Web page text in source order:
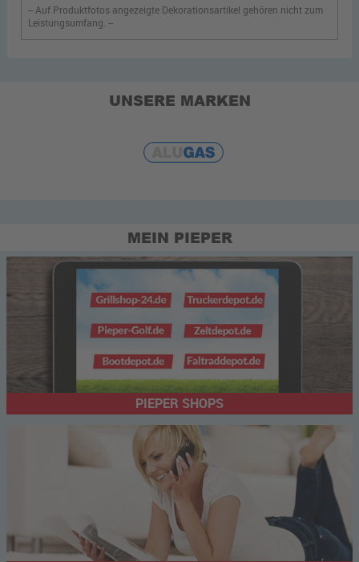
-- Auf Produktfotos angezeigte Dekorationsartikel gehören nicht zum
Leistungsumfang. --
UNSERE MARKEN
MEIN PIEPER
PIEPER SHOPS